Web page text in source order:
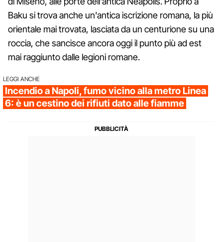
Baku si trova anche un'antica iscrizione romana, la più
orientale mai trovata, lasciata da un centurione su una
roccia, che sancisce ancora oggi il punto più ad est
mai raggiunto dalle legioni romane.
LEGGI ANCHE
Incendio a Napoli, fumo vicino alla metro Linea
6: è un cestino dei rifiuti dato alle fiamme